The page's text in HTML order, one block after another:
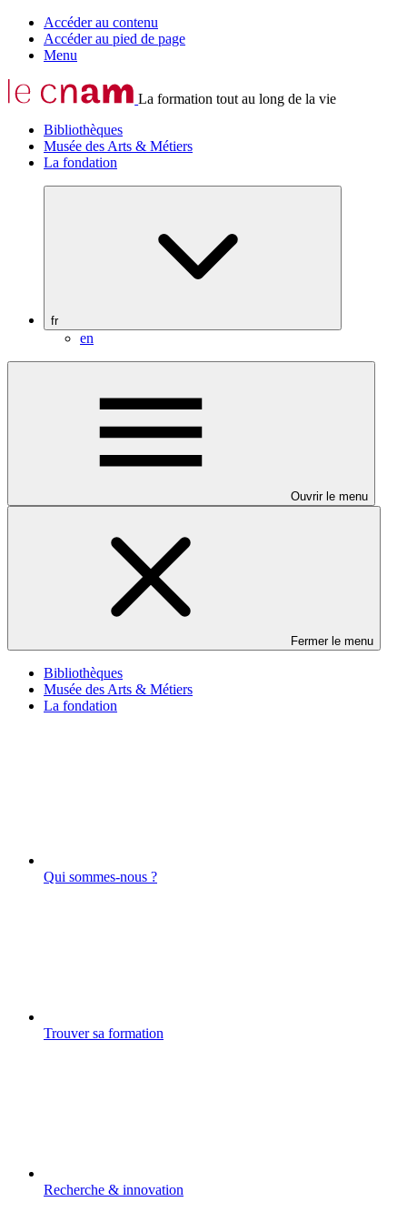
Accéder au contenu
Accéder au pied de page
Menu
La formation tout au long de la vie
Bibliothèques
Musée des Arts & Métiers
La fondation
fr
en
Ouvrir le menu
Fermer le menu
Bibliothèques
Musée des Arts & Métiers
La fondation
Qui sommes-nous ?
Trouver sa formation
Recherche & innovation